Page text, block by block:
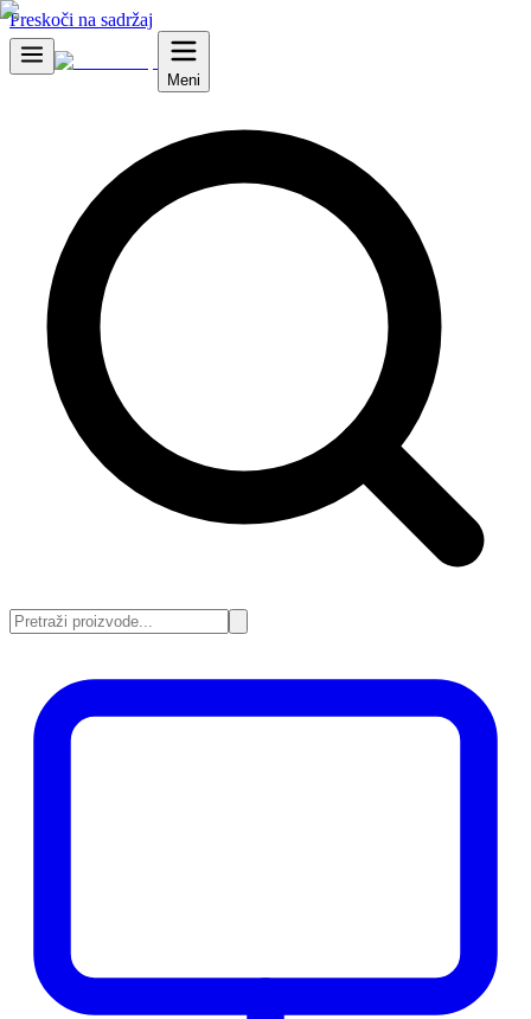
Preskoči na sadržaj
Meni